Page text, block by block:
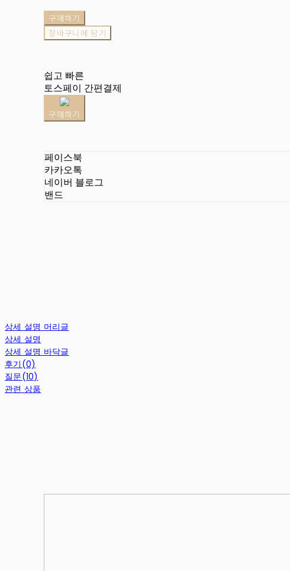
구매하기
장바구니에 담기
쉽고 빠른
토스페이 간편결제
구매하기
페이스북
카카오톡
네이버 블로그
밴드
상세 설명 머리글
상세 설명
상세 설명 바닥글
후기(0)
질문(10)
관련 상품